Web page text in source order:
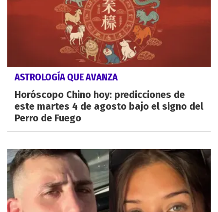
ASTROLOGÍA QUE AVANZA
Horóscopo Chino hoy: predicciones de
este martes 4 de agosto bajo el signo del
Perro de Fuego